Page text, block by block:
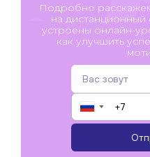
Подробно
на дистанционный
устроены онлайн-
как улучшить
▼